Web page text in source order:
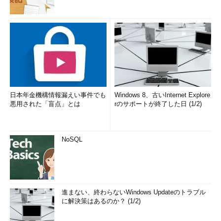
日本年金機構情報漏えい事件でも
悪用された「盲点」とは
Windows 8、古いInternet Explore
rのサポートが終了した日 (1/2)
NoSQL
進まない、終わらないWindows Updateのトラブル
に解決策はあるのか？ (1/2)